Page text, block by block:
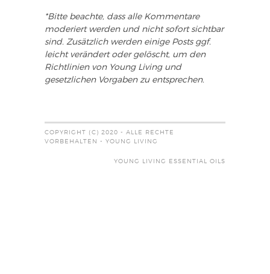
*Bitte beachte, dass alle Kommentare
moderiert werden und nicht sofort sichtbar
sind. Zusätzlich werden einige Posts ggf.
leicht verändert oder gelöscht, um den
Richtlinien von Young Living und
gesetzlichen Vorgaben zu entsprechen.
COPYRIGHT (C) 2020 - ALLE RECHTE
VORBEHALTEN - YOUNG LIVING
YOUNG LIVING ESSENTIAL OILS